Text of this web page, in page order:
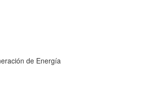
de Energía